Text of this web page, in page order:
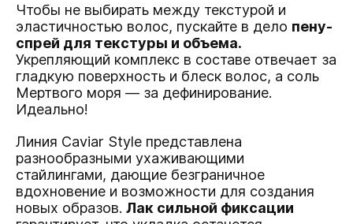
Чтобы не выбирать между текстурой и
эластичностью волос, пускайте в дело пену-
спрей для текстуры и объема.
Укрепляющий комплекс в составе отвечает за
гладкую поверхность и блеск волос, а соль
Мертвого моря — за дефинирование.
Идеально!
Линия Caviar Style представлена
разнообразными ухаживающими
стайлингами, дающие безграничное
вдохновение и возможности для создания
новых образов. Лак сильной фиксации